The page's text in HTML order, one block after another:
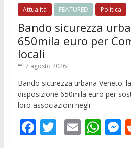
Attualità FEATURED Politica
Bando sicurezza
650mila euro per
locali
7 agosto 2026
Bando sicurezza urbana Veneto:
disposizione 650mila euro per
loro associazioni negli
F T E W